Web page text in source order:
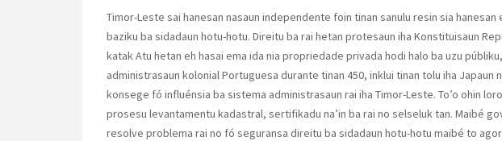
Timor-Leste sai hanesan nasaun independente foin tinan sanulu resin sia
baziku ba sidadaun hotu-hotu. Direitu ba rai hetan protesaun iha Konstituisaun
katak Atu hetan eh hasai ema ida nia propriedade privada hodi halo ba uzu
administrasaun kolonial Portuguesa durante tinan 450, inklui tinan tolu iha
konsege fó influénsia ba sistema administrasaun rai iha Timor-Leste. To’o ohin
prosesu levantamentu kadastral, sertifikadu na’in ba rai no selseluk tan. Maibé
resolve problema rai no fó seguransa direitu ba sidadaun hotu-hotu maibé to